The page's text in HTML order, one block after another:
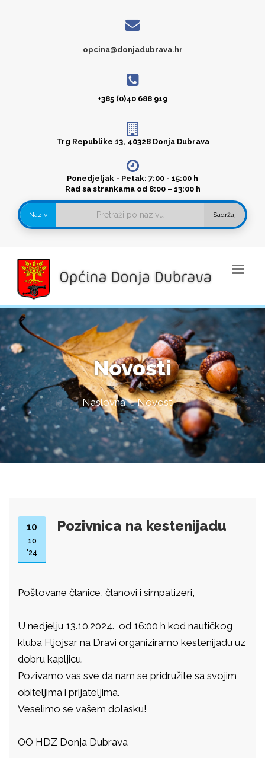
opcina@donjadubrava.hr
+385 (0)40 688 919
Trg Republike 13, 40328 Donja Dubrava
Ponedjeljak - Petak: 7:00 - 15:00 h
Rad sa strankama od 8:00 – 13:00 h
Naziv Sadržaj
Novosti
Naslovna Novosti
10
10
'24
Pozivnica na kestenijadu
Poštovane članice, članovi i simpatizeri,
U nedjelju 13.10.2024. od 16:00 h kod nautičkog
kluba Fljojsar na Dravi organiziramo kestenijadu uz
dobru kapljicu.
Pozivamo vas sve da nam se pridružite sa svojim
obiteljima i prijateljima.
Veselimo se vašem dolasku!
OO HDZ Donja Dubrava